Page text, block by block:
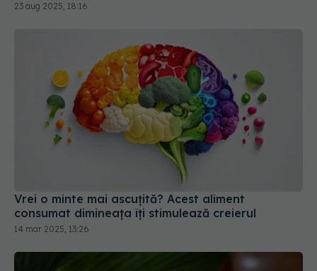
23 aug 2025, 18:16
Vrei o minte mai ascuțită? Acest aliment
consumat dimineața îți stimulează creierul
14 mar 2025, 13:26